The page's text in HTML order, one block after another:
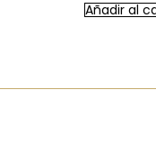
Añadir al